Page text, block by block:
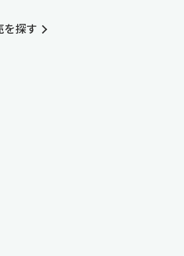
を探す